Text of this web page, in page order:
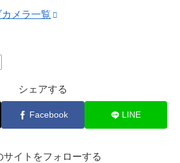
メラ一覧
シェアする
Facebook LINE
サイトをフォローする